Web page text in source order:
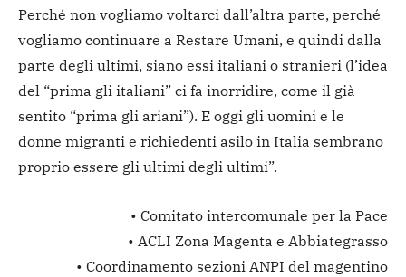
Perché non vogliamo voltarci dall’altra parte, perché
vogliamo continuare a Restare Umani, e quindi dalla
parte degli ultimi, siano essi italiani o stranieri (l’idea
del “prima gli italiani” ci fa inorridire, come il già
sentito “prima gli ariani”). E oggi gli uomini e le
donne migranti e richiedenti asilo in Italia sembrano
proprio essere gli ultimi degli ultimi”.
• Comitato intercomunale per la Pace
• ACLI Zona Magenta e Abbiategrasso
• Coordinamento sezioni ANPI del magentino